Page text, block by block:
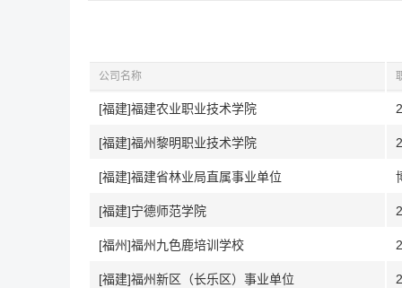
公司名称
[福建]福建农业职业技术学院
[福建]福州黎明职业技术学院
[福建]福建省林业局直属事业单位
[福建]宁德师范学院
[福州]福州九色鹿培训学校
[福建]福州新区（长乐区）事业单位